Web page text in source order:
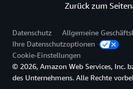
Zurück zum
Datenschutz
Allgemeine
Ihre Datenschutzoptionen
Cookie-Einstellungen
© 2026, Amazon Web Services, Inc.
des Unternehmens. Alle Rechte